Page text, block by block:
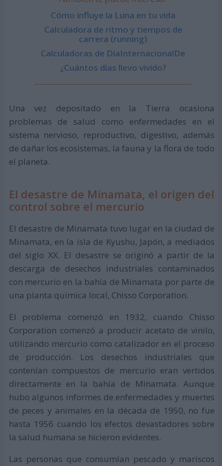
Cómo influye la Luna en tu vida
Calculadora de ritmo y tiempos de
carrera (running)
Calculadoras de DíaInternacionalDe
¿Cuántos días llevo vivido?
Una vez depositado en la Tierra ocasiona
problemas de salud como enfermedades en el
sistema nervioso, reproductivo, digestivo, además
de dañar los ecosistemas, la fauna y la flora de todo
el planeta.
El desastre de Minamata, el origen del
control sobre el mercurio
El desastre de Minamata tuvo lugar en la ciudad de
Minamata, en la isla de Kyushu, Japón, a mediados
del siglo XX. El desastre se originó a partir de la
descarga de desechos industriales contaminados
con mercurio en la bahía de Minamata por parte de
una planta química local, Chisso Corporation.
El problema comenzó en 1932, cuando Chisso
Corporation comenzó a producir acetato de vinilo,
utilizando mercurio como catalizador en el proceso
de producción. Los desechos industriales que
contenían compuestos de mercurio eran vertidos
directamente en la bahía de Minamata. Aunque
hubo algunos informes de enfermedades y muertes
de peces y animales en la década de 1950, no fue
hasta 1956 cuando los efectos devastadores sobre
la salud humana se hicieron evidentes.
Las personas que consumían pescado y mariscos